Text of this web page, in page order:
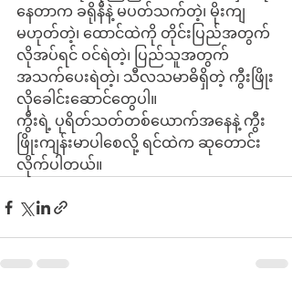
နေတာက ခရိုနီနဲ့ မပတ်သက်တဲ့၊ မိုးကျ
မဟုတ်တဲ့၊ ထောင်ထဲကို တိုင်းပြည်အတွက်
လိုအပ်ရင် ဝင်ရဲတဲ့၊ ပြည်သူအတွက်
အသက်ပေးရဲတဲ့၊ သီလသမာဓိရှိတဲ့ ကွီးဖြိုး
လိုခေါင်းဆောင်တွေပါ။
ကွီးရဲ့ ပုရိတ်သတ်တစ်ယောက်အနေနဲ့ ကွီး
ဖြိုးကျန်းမာပါစေလို့ ရင်ထဲက ဆုတောင်း
လိုက်ပါတယ်။